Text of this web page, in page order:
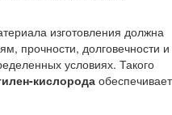
изготовления должна
прочности, долговечности и
условиях. Такого
кислородаобеспечивает